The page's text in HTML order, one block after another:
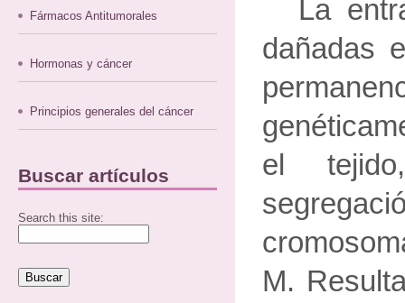
Fármacos Antitumorales
Hormonas y cáncer
Principios generales del cáncer
Buscar artículos
Search this site:
La
dañadas
el
M.